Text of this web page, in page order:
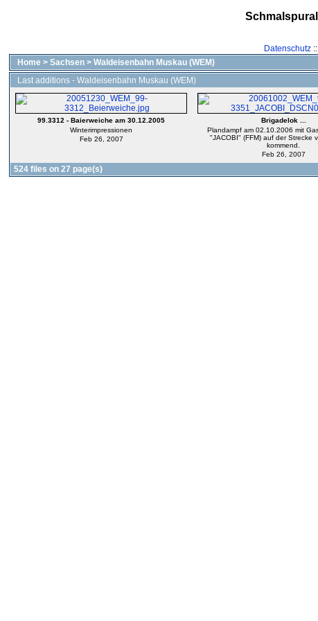
Datenschutz::
Home > Sachsen > Waldeisenbahn Muskau (WEM)
Last additions - Waldeisenbahn Muskau (WEM)
99.3312 - Baierweiche am 30.12.2005
Winterimpressionen
Feb 26, 2007
Brigadelok ...
Plandampf am 02.10.2006 mit
"JACOBI" (FFM) auf der Strecke
kommend.
Feb 26, 2007
524 files on 27 page(s)